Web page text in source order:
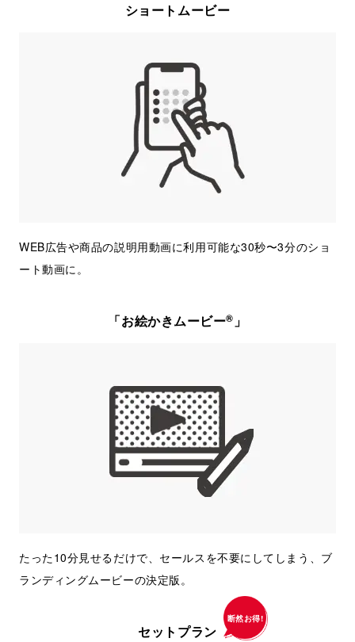
ショートムービー
WEB広告や商品の説明用動画に利用可能な30秒〜3分のショ
ート動画に。
「お絵かきムービー® 」
たった10分見せるだけで、セールスを不要にしてしまう、ブ
ランディングムービーの決定版。
セットプラン
断然お得!